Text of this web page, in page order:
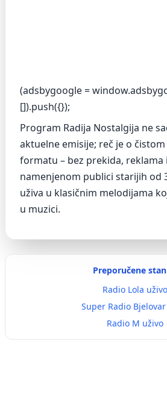
(adsbygoogle =
[]).push({});
Program Radija Nostalgija ne
aktuelne emisije; reč je o
formatu – bez prekida, reklama
namenjenom publici starijih od
uživa u klasičnim melodijama
u muzici.
Preporučene
Radio Lola uživo
Super Radio
Radio M uživo